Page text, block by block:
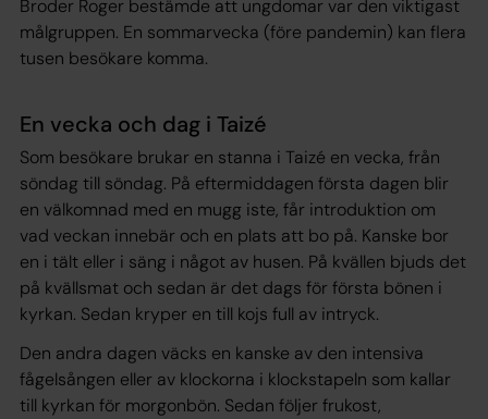
Broder Roger bestämde att ungdomar var den viktigast
målgruppen. En sommarvecka (före pandemin) kan flera
tusen besökare komma.
En vecka och dag i Taizé
Som besökare brukar en stanna i Taizé en vecka, från
söndag till söndag. På eftermiddagen första dagen blir
en välkomnad med en mugg iste, får introduktion om
vad veckan innebär och en plats att bo på. Kanske bor
en i tält eller i säng i något av husen. På kvällen bjuds det
på kvällsmat och sedan är det dags för första bönen i
kyrkan. Sedan kryper en till kojs full av intryck.
Den andra dagen väcks en kanske av den intensiva
fågelsången eller av klockorna i klockstapeln som kallar
till kyrkan för morgonbön. Sedan följer frukost,